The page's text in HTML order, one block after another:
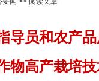
导员和农产
物高产栽培